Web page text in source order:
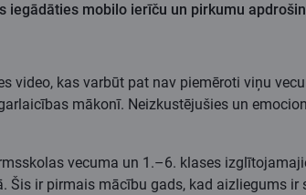
iegādāties mobilo ierīču un pirkumu
video, kas varbūt pat nav piemēroti viņu
mākonī. Neizkustējušies un
vecuma un 1.–6. klases
ir pirmais mācību gads, kad aizliegums ir